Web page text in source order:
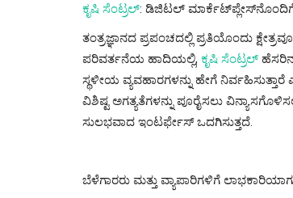
ಕೃಷಿ ಸೆಂಟ್ರಲ್: ಡಿಜಿಟಲ್ ಮಾರ್ಕೆಟ್‌ಪ್ಲೇಸ್‌ನೊಂದಿಗೆ
ತಂತ್ರಜ್ಞಾನದ ಪ್ರಪಂಚದಲ್ಲಿ ಪ್ರತಿಯೊಂದು
ಪರಿವರ್ತನೆಯ ಹಾದಿಯಲ್ಲಿ, ಕೃಷಿ ಸೆಂಟ್ರಲ್ ಹೆಸರಿನ
ಸ್ಥಳೀಯ ವ್ಯವಹಾರಗಳನ್ನು ಹೇಗೆ
ವಿಶಿಷ್ಟ ಅಗತ್ಯತೆಗಳನ್ನು ಪೂರೈಸಲು
ಸುಲಭವಾದ ಇಂಟರ್ಫೇಸ್ ಒದಗಿಸುತ್ತದೆ.
ಬೆಳೆಗಾರರು ಮತ್ತು ವ್ಯಾಪಾರಿಗಳಿಗೆ